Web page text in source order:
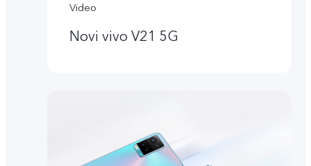
Video
Novi vivo V21 5G